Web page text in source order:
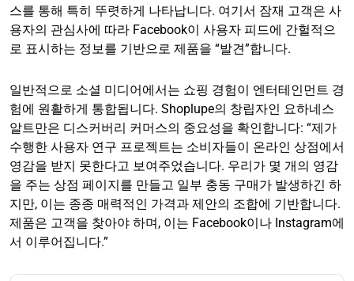
스를 통해 특히 뚜렷하게 나타납니다. 여기서 잠재 고객은 사
용자의 관심사에 따라 Facebook이 사용자 피드에 간헐적으
로 표시하는 정보를 기반으로 제품을 “발견”합니다.
일반적으로 소셜 미디어에서는 쇼핑 경험이 엔터테인먼트 경
험에 원활하게 통합됩니다. Shoplupe의 창립자인 요하네스
알트만은 디스커버리 커머스의 중요성을 확인합니다: “제가
수행한 사용자 연구 프로젝트는 소비자들이 온라인 상점에서
영감을 받지 못한다고 보여주었습니다. 우리가 몇 개의 영감
을 주는 상점 페이지를 만들고 일부 충동 구매가 발생하긴 하
지만, 이는 종종 매력적인 가격과 제안의 조합에 기반합니다.
제품은 고객을 찾아야 하며, 이는 Facebook이나 Instagram에
서 이루어집니다.”